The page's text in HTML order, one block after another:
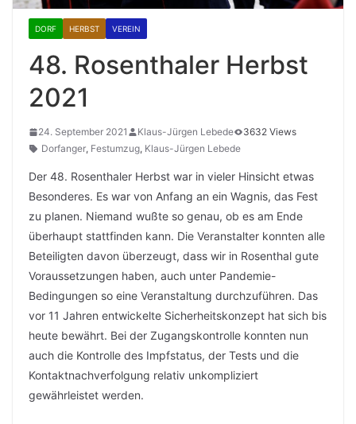
DORF HERBST VEREIN
48. Rosenthaler Herbst
2021
24. September 2021 Klaus-Jürgen Lebede
3632 Views
Dorfanger, Festumzug, Klaus-Jürgen Lebede
Der 48. Rosenthaler Herbst war in vieler Hinsicht etwas
Besonderes. Es war von Anfang an ein Wagnis, das Fest
zu planen. Niemand wußte so genau, ob es am Ende
überhaupt stattfinden kann. Die Veranstalter konnten alle
Beteiligten davon überzeugt, dass wir in Rosenthal gute
Voraussetzungen haben, auch unter Pandemie-
Bedingungen so eine Veranstaltung durchzuführen. Das
vor 11 Jahren entwickelte Sicherheitskonzept hat sich bis
heute bewährt. Bei der Zugangskontrolle konnten nun
auch die Kontrolle des Impfstatus, der Tests und die
Kontaktnachverfolgung relativ unkompliziert
gewährleistet werden.